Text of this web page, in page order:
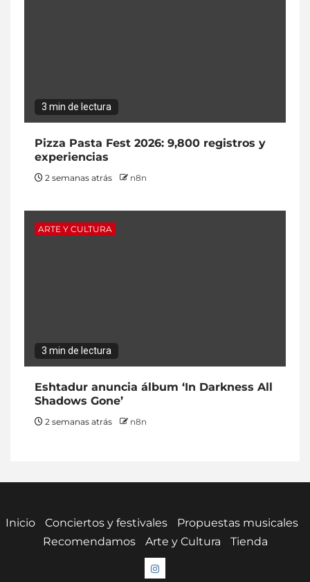
3 min de lectura
Pizza Pasta Fest 2026: 9,800 registros y
experiencias
2 semanas atrás n8n
ARTE Y CULTURA
3 min de lectura
Eshtadur anuncia álbum ‘In Darkness All
Shadows Gone’
2 semanas atrás n8n
Inicio Conciertos y festivales
Propuestas musicales
Recomendamos
Arte y Cultura Tienda